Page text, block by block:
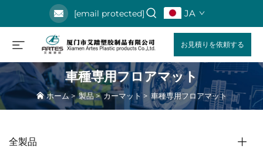
[email protected] JA
お見積りを依頼する
車種専用フロアマット
ホーム>製品>カーマット>車種専用フロアマット
全製品